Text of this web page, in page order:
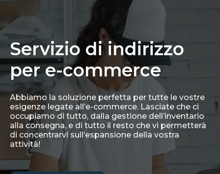
Servizio di indirizzo
per e-commerce
Abbiamo la soluzione perfetta per tutte le vostre
esigenze legate all’e-commerce. Lasciate che ci
occupiamo di tutto, dalla gestione dell’inventario
alla consegna, e di tutto il resto che vi permetterà
di concentrarvi sull’espansione della vostra
attività!